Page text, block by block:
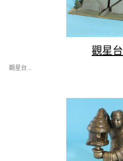
觀星台
觀星台 ..